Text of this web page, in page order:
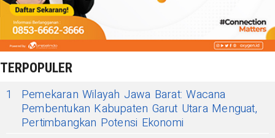
TERPOPULER
1
Pemekaran Wilayah Jawa Barat: Wacana
Pembentukan Kabupaten Garut Utara Menguat,
Pertimbangkan Potensi Ekonomi